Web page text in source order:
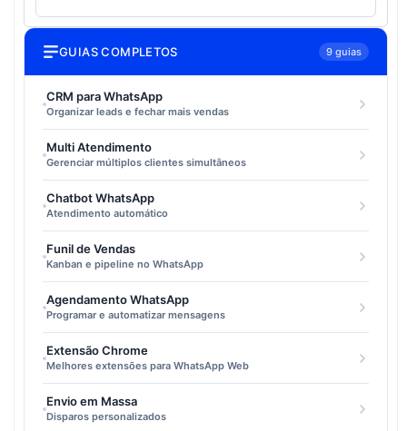
GUIAS COMPLETOS 9 guias
CRM para WhatsApp
Organizar leads e fechar mais vendas
Multi Atendimento
Gerenciar múltiplos clientes simultâneos
Chatbot WhatsApp
Atendimento automático
Funil de Vendas
Kanban e pipeline no WhatsApp
Agendamento WhatsApp
Programar e automatizar mensagens
Extensão Chrome
Melhores extensões para WhatsApp Web
Envio em Massa
Disparos personalizados